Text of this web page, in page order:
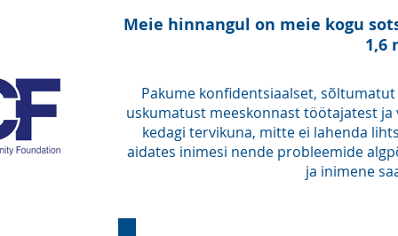
Meie hinnangul on meie kogu
1,6
Pakume konfidentsiaalset,
uskumatust meeskonnast töötajatest
kedagi tervikuna, mitte ei lahenda
aidates inimesi nende probleemide
ja inimene